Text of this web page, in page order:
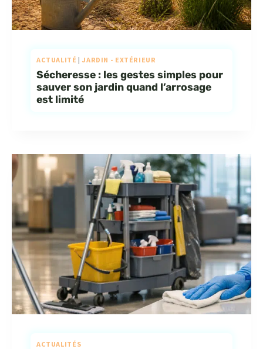
ACTUALITÉ | JARDIN - EXTÉRIEUR
Sécheresse : les gestes simples pour
sauver son jardin quand l’arrosage
est limité
ACTUALITÉS